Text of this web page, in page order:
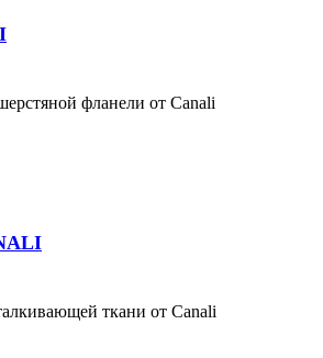
фланели от Canali
ткани от Canali